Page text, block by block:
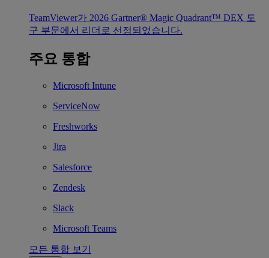
TeamViewer가 2026 Gartner® Magic Quadrant™ DEX 도
구 부문에서 리더로 선정되었습니다.
주요 통합
Microsoft Intune
ServiceNow
Freshworks
Jira
Salesforce
Zendesk
Slack
Microsoft Teams
모든 통합 보기